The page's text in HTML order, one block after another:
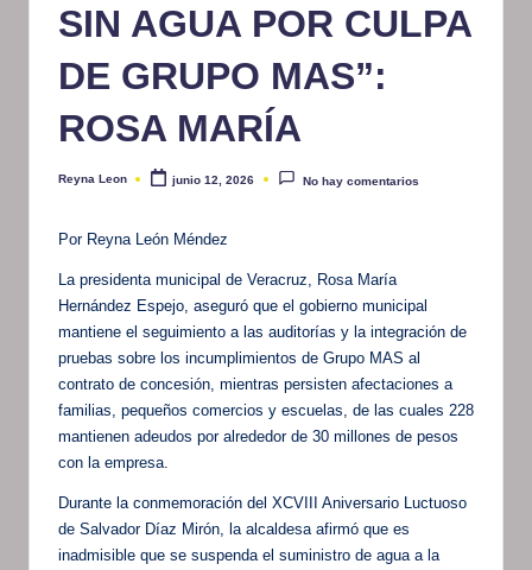
SIN AGUA POR CULPA
DE GRUPO MAS”:
ROSA MARÍA
Publicado
Reyna Leon junio 12, 2026 No hay comentarios
Por Reyna León Méndez
La presidenta municipal de Veracruz, Rosa María
Hernández Espejo, aseguró que el gobierno municipal
mantiene el seguimiento a las auditorías y la integración de
pruebas sobre los incumplimientos de Grupo MAS al
contrato de concesión, mientras persisten afectaciones a
familias, pequeños comercios y escuelas, de las cuales 228
mantienen adeudos por alrededor de 30 millones de pesos
con la empresa.
Durante la conmemoración del XCVIII Aniversario Luctuoso
de Salvador Díaz Mirón, la alcaldesa afirmó que es
inadmisible que se suspenda el suministro de agua a la